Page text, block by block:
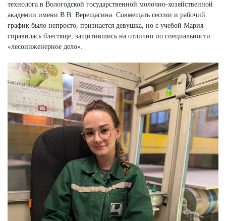
технолога в Вологодской государственной молочно-хозяйственной
академии имени В.В. Верещагина. Совмещать сессии и рабочий
график было непросто, признается девушка, но с учебой Мария
справилась блестяще, защитившись на отлично по специальности
«лесоинженерное дело».